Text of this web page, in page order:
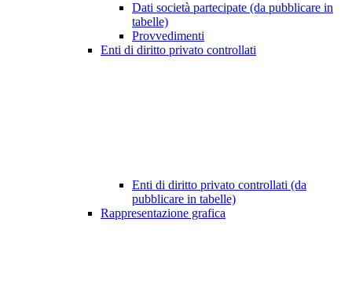
Dati società partecipate (da pubblicare in
tabelle)
Provvedimenti
Enti di diritto privato controllati
Enti di diritto privato controllati (da
pubblicare in tabelle)
Rappresentazione grafica